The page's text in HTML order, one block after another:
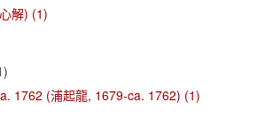
解) (1)
1762 (浦起龍, 1679-ca. 1762) (1)